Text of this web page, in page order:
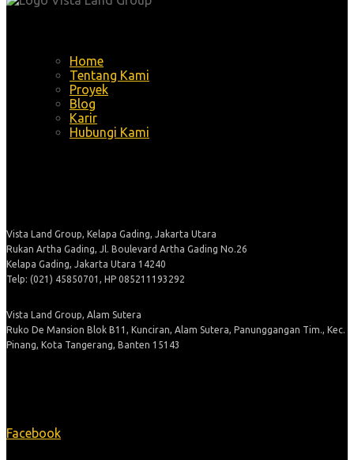
Home
Tentang Kami
Proyek
Blog
Karir
Hubungi Kami
Vista Land Group, Kelapa Gading, Jakarta Utara
Rukan Artha Gading, Jl. Boulevard Artha Gading No.26
Kelapa Gading, Jakarta Utara 14240
Telp: (021) 45850701, HP 085211193292
Vista Land Group, Alam Sutera
Ruko De Mansion Blok B11, Kunciran, Alam Sutera, Panunggangan Tim., Kec.
Pinang, Kota Tangerang, Banten 15143
Facebook